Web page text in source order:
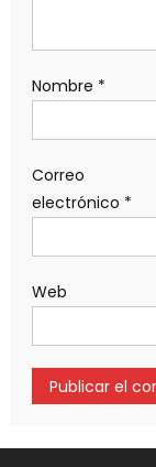
Nombre *
Correo
electrónico *
Web